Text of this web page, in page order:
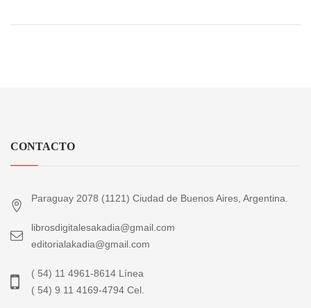
CONTACTO
Paraguay 2078 (1121) Ciudad de Buenos Aires, Argentina.
librosdigitalesakadia@gmail.com
editorialakadia@gmail.com
( 54) 11 4961-8614 Línea
( 54) 9 11 4169-4794 Cel.